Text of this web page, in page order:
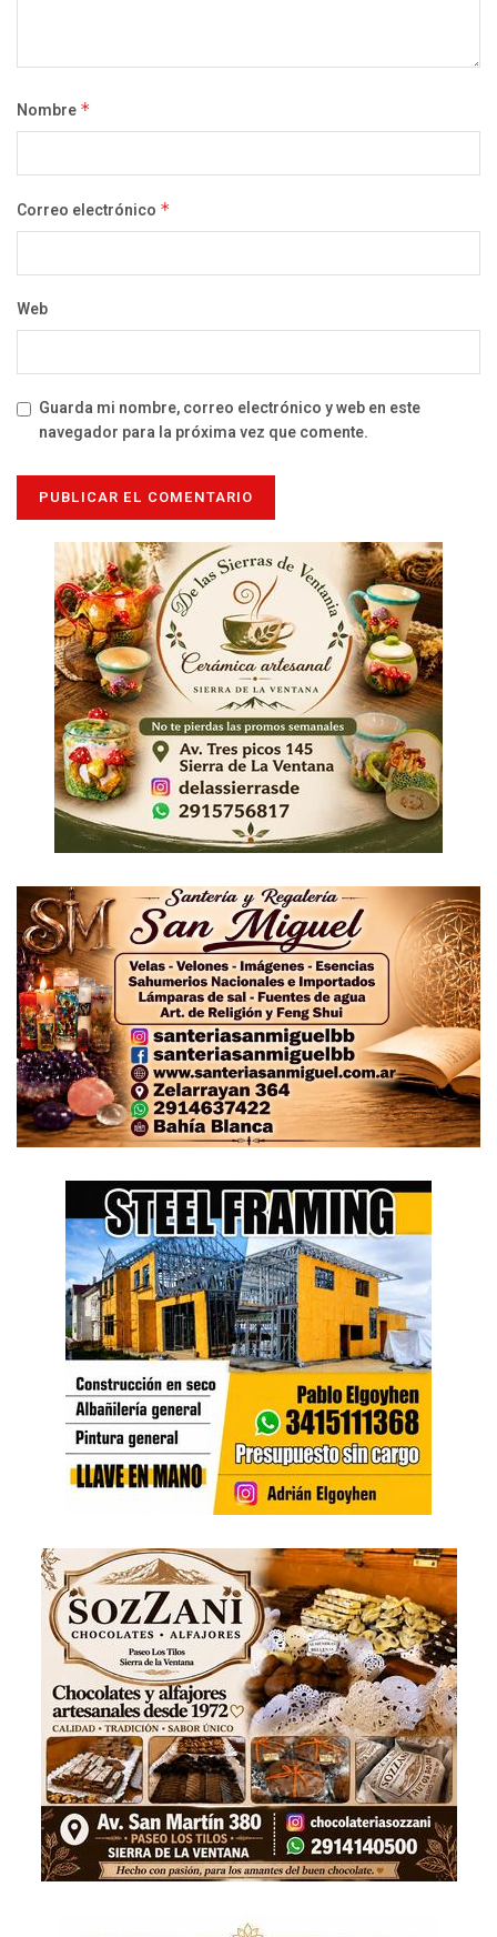
Nombre *
Correo electrónico *
Web
Guarda mi nombre, correo electrónico y web en este
navegador para la próxima vez que comente.